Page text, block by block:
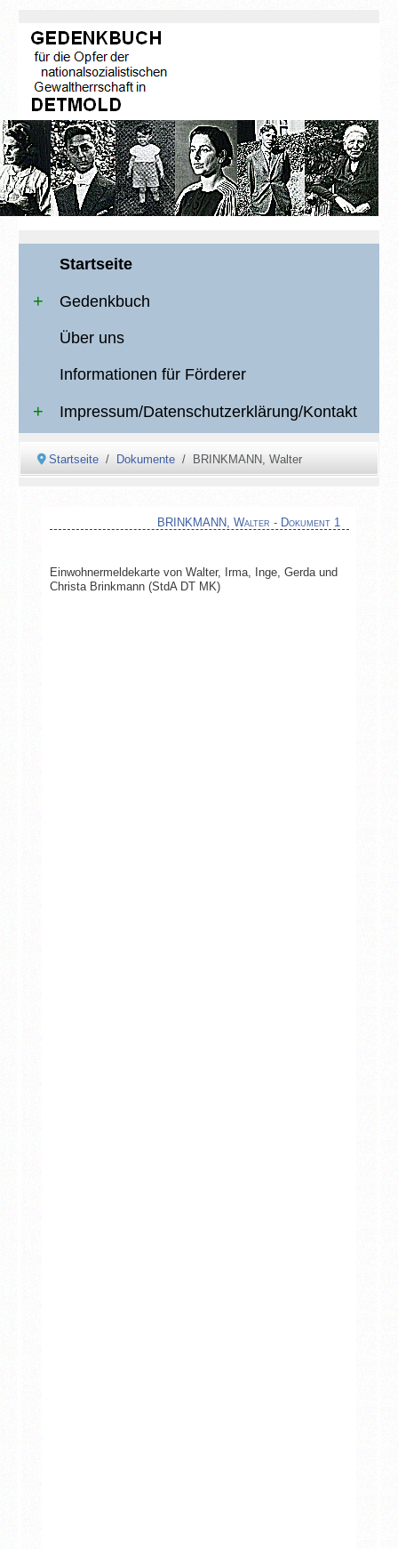
Startseite
Gedenkbuch
Über uns
Informationen für Förderer
Impressum/Datenschutzerklärung/Kontakt
Startseite Dokumente BRINKMANN, Walter
BRINKMANN, Walter - Dokument 1
Einwohnermeldekarte von Walter, Irma, Inge, Gerda und
Christa Brinkmann (StdA DT MK)